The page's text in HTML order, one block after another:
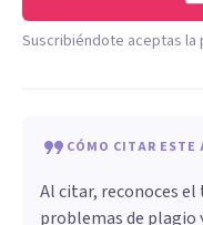
Suscribiéndote aceptas la
CÓMO CITAR ESTE
Al citar, reconoces
problemas de plagio